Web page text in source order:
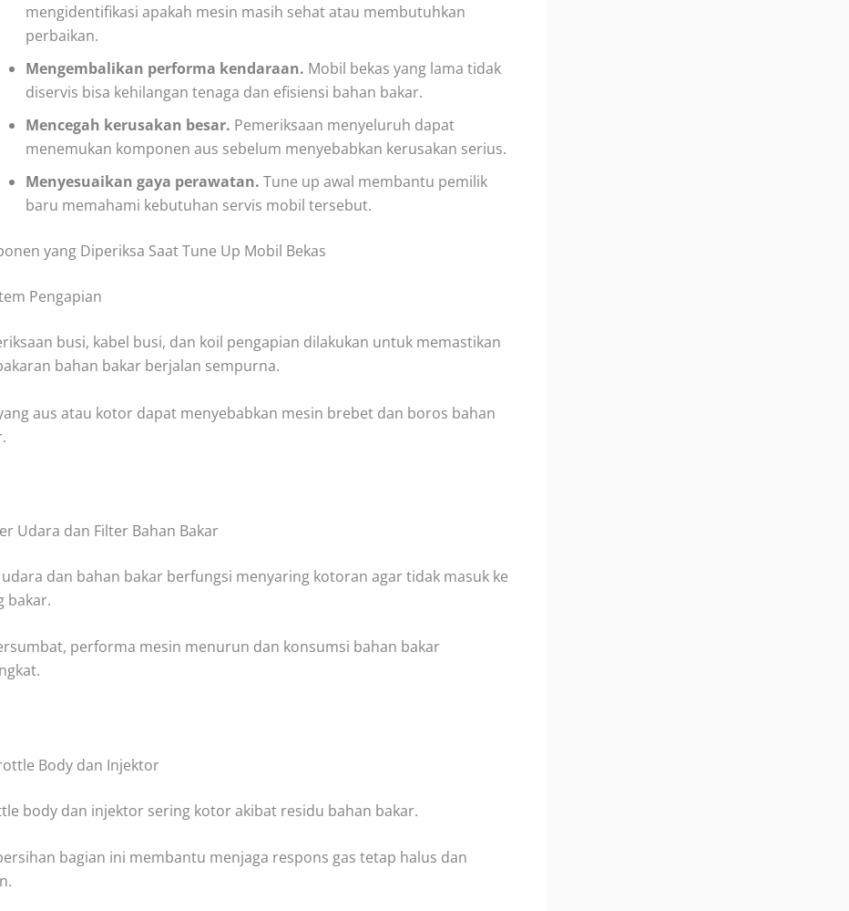
mengidentifikasi apakah mesin masih sehat atau membutuhkan
perbaikan.
Mengembalikan performa kendaraan. Mobil bekas yang lama tidak
diservis bisa kehilangan tenaga dan efisiensi bahan bakar.
Mencegah kerusakan besar. Pemeriksaan menyeluruh dapat
menemukan komponen aus sebelum menyebabkan kerusakan serius.
Menyesuaikan gaya perawatan. Tune up awal membantu pemilik
baru memahami kebutuhan servis mobil tersebut.
yang Diperiksa Saat Tune Up Mobil Bekas
Pengapian
busi, kabel busi, dan koil pengapian dilakukan untuk memastikan
bahan bakar berjalan sempurna.
aus atau kotor dapat menyebabkan mesin brebet dan boros bahan
Udara dan Filter Bahan Bakar
dan bahan bakar berfungsi menyaring kotoran agar tidak masuk ke
bakar.
performa mesin menurun dan konsumsi bahan bakar
Body dan Injektor
body dan injektor sering kotor akibat residu bahan bakar.
bagian ini membantu menjaga respons gas tetap halus dan